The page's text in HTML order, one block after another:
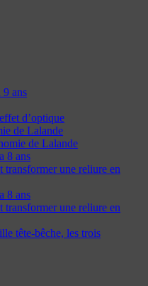
9 ans
d’optique
de Lalande
de Lalande
8 ans
transformer une reliure en
8 ans
transformer une reliure en
tête-bêche, les trois